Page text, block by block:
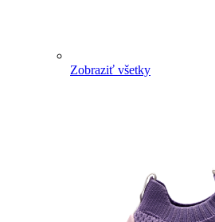
Zobraziť všetky